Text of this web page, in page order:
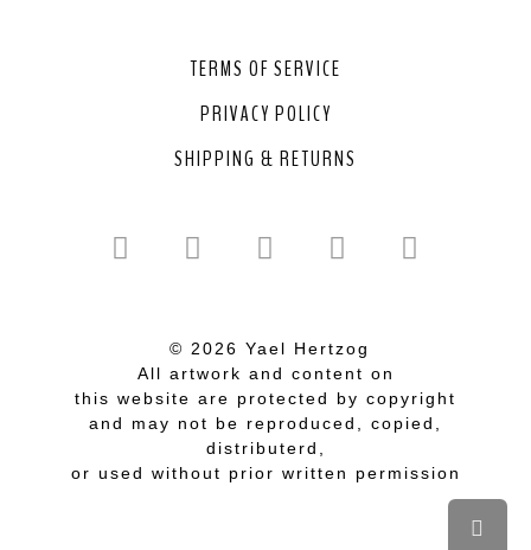
TERMS OF SERVICE
PRIVACY POLICY
SHIPPING & RETURNS
© 2026 Yael Hertzog
All artwork and content on
this website are protected by copyright
and may not be reproduced, copied,
distributerd,
or used without prior written permission